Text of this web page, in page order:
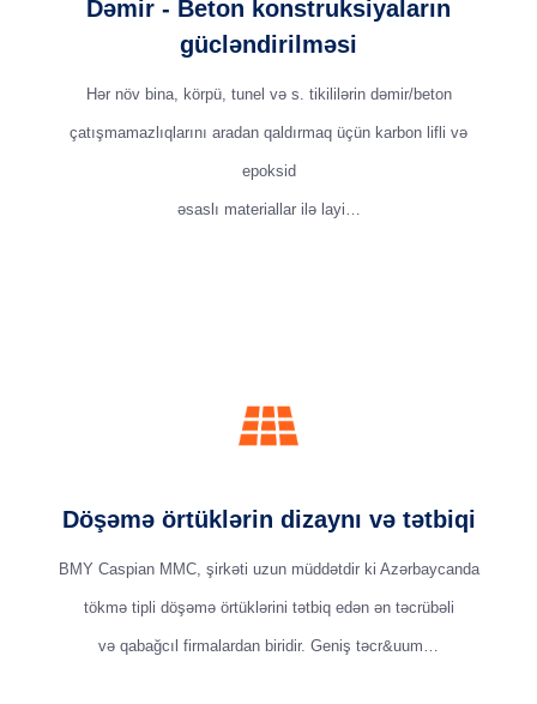
Dəmir - Beton konstruksiyaların
gücləndirilməsi
Hər növ bina, körpü, tunel və s. tikililərin dəmir/beton
çatışmamazlıqlarını aradan qaldırmaq üçün karbon lifli və
epoksid
əsaslı materiallar ilə layi…
Döşəmə örtüklərin dizaynı və tətbiqi
BMY Caspian MMC, şirkəti uzun müddətdir ki Azərbaycanda
tökmə tipli döşəmə örtüklərini tətbiq edən ən təcrübəli
və qabağcıl firmalardan biridir. Geniş təcr&uum…